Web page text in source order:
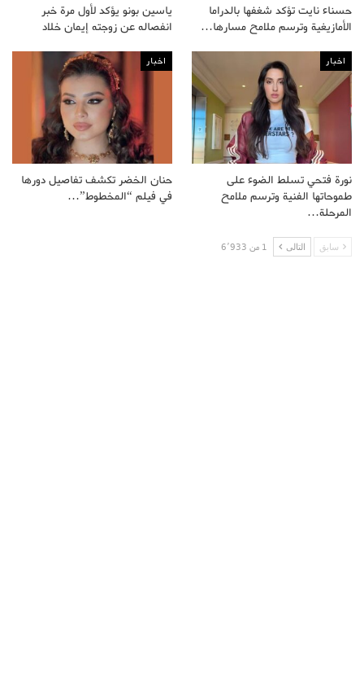
حسناء نايت تؤكد شغفها بالدراما
الأمازيغية وترسم ملامح مسارها…
ياسين بونو يؤكد لأول مرة خبر
انفصاله عن زوجته إيمان خلاد
اخبار
نورة فتحي تسلط الضوء على
طموحاتها الفنية وترسم ملامح
المرحلة…
اخبار
حنان الخضر تكشف تفاصيل دورها
في فيلم “المخطوط”…
سابق التالى 1 من 6٬933